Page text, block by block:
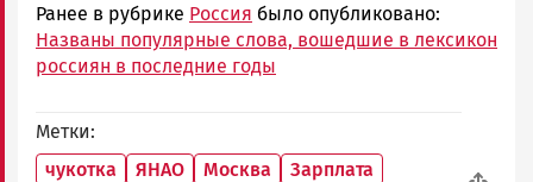
Ранее в рубрике Россия было опубликовано:
Названы популярные слова, вошедшие в лексикон
россиян в последние годы
Метки
чукотка
ЯНАО Москва
Зарплата